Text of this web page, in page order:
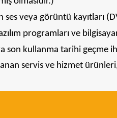
veya görüntü kayıtları
programları ve
kullanma tarihi geçme
servis ve hizmet